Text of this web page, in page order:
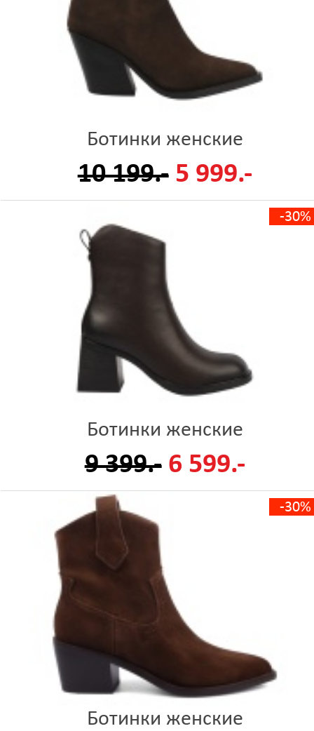
Ботинки женские
10 199.- 5 999.-
-30%
Ботинки женские
9 399.- 6 599.-
-30%
Ботинки женские